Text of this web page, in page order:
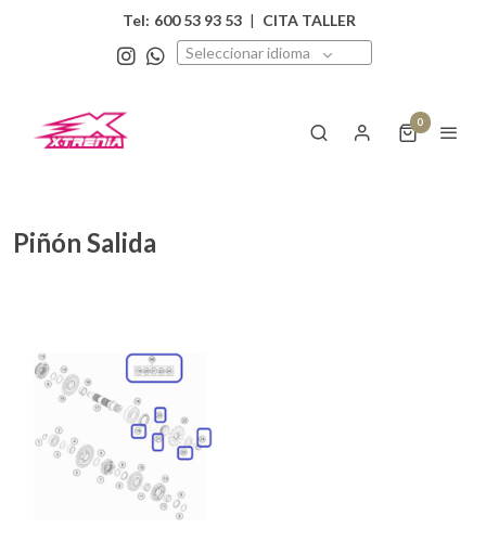
Tel: 600 53 93 53 | CITA TALLER
Seleccionar idioma
0
Piñón Salida